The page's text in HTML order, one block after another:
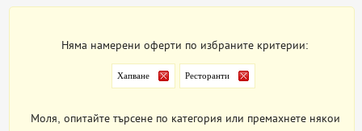
Няма намерени оферти по избраните критерии:
Хапване Ресторанти
Моля, опитайте търсене по категория или премахнете някои